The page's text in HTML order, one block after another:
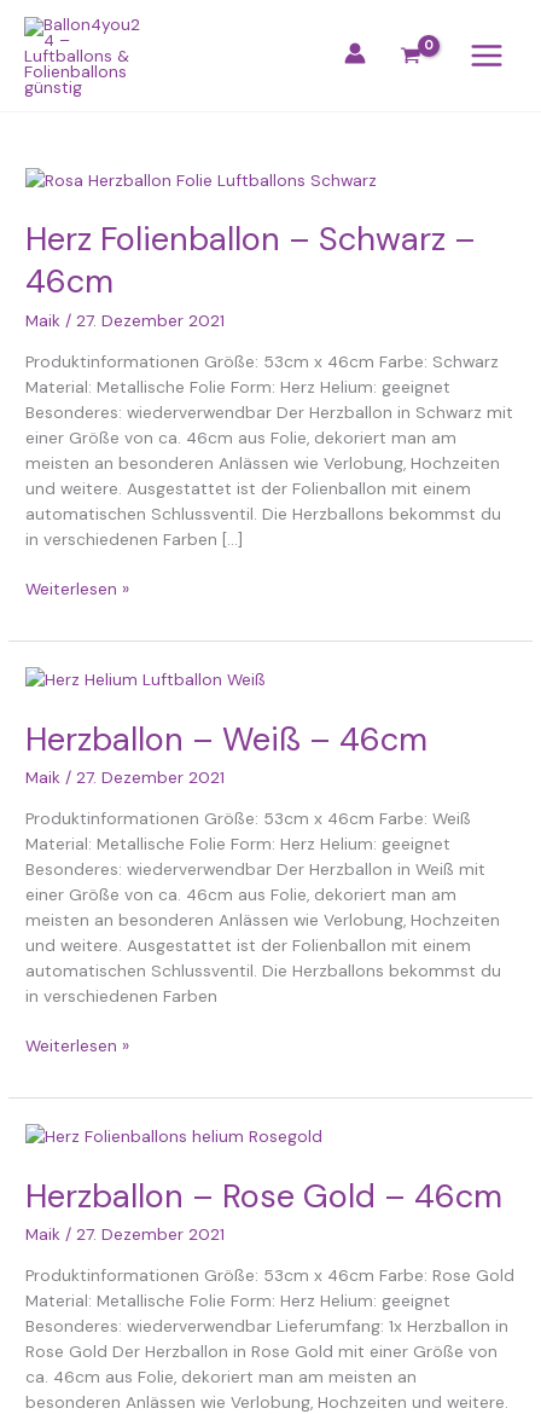
Inhalt
springen
Herz Folienballon – Schwarz –
46cm
Maik/27. Dezember 2021
Produktinformationen Größe: 53cm x 46cm Farbe: Schwarz
Material: Metallische Folie Form: Herz Helium: geeignet
Besonderes: wiederverwendbar Der Herzballon in Schwarz mit
einer Größe von ca. 46cm aus Folie, dekoriert man am
meisten an besonderen Anlässen wie Verlobung, Hochzeiten
und weitere. Ausgestattet ist der Folienballon mit einem
automatischen Schlussventil. Die Herzballons bekommst du
in verschiedenen Farben […]
Herz
–
Schwarz
–
Weiterlesen »
Herzballon – Weiß – 46cm
Maik/27. Dezember 2021
Produktinformationen Größe: 53cm x 46cm Farbe: Weiß
Material: Metallische Folie Form: Herz Helium: geeignet
Besonderes: wiederverwendbar Der Herzballon in Weiß mit
einer Größe von ca. 46cm aus Folie, dekoriert man am
meisten an besonderen Anlässen wie Verlobung, Hochzeiten
und weitere. Ausgestattet ist der Folienballon mit einem
automatischen Schlussventil. Die Herzballons bekommst du
in verschiedenen Farben
Herzballon
Weiß
–
46cm
Weiterlesen »
Herzballon – Rose Gold – 46cm
Maik/27. Dezember 2021
Produktinformationen Größe: 53cm x 46cm Farbe: Rose Gold
Material: Metallische Folie Form: Herz Helium: geeignet
Besonderes: wiederverwendbar Lieferumfang: 1x Herzballon in
Rose Gold Der Herzballon in Rose Gold mit einer Größe von
ca. 46cm aus Folie, dekoriert man am meisten an
besonderen Anlässen wie Verlobung, Hochzeiten und weitere.
Herzballon
Rose
Gold
–